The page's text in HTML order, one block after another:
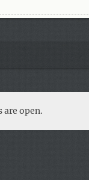
are open.